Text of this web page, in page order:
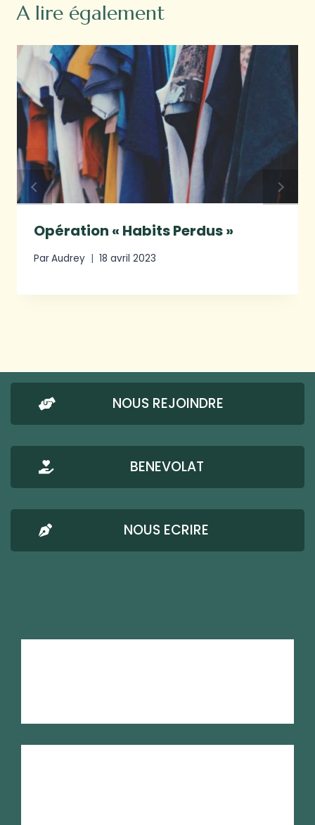
A lire également
Opération « Habits Perdus »
ParAudrey 18 avril 2023
NOUS REJOINDRE
BENEVOLAT
NOUS ECRIRE